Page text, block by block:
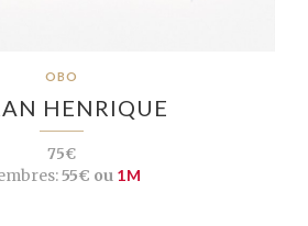
OBO
HENRIQUE
75€
55€ ou 1M